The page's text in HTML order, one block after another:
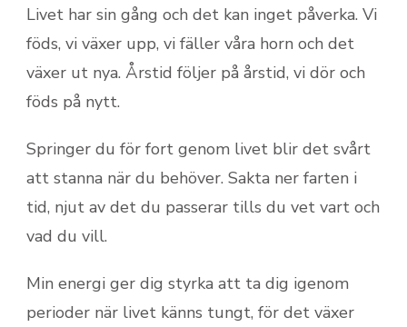
Livet har sin gång och det kan inget påverka. Vi
föds, vi växer upp, vi fäller våra horn och det
växer ut nya. Årstid följer på årstid, vi dör och
föds på nytt.
Springer du för fort genom livet blir det svårt
att stanna när du behöver. Sakta ner farten i
tid, njut av det du passerar tills du vet vart och
vad du vill.
Min energi ger dig styrka att ta dig igenom
perioder när livet känns tungt, för det växer